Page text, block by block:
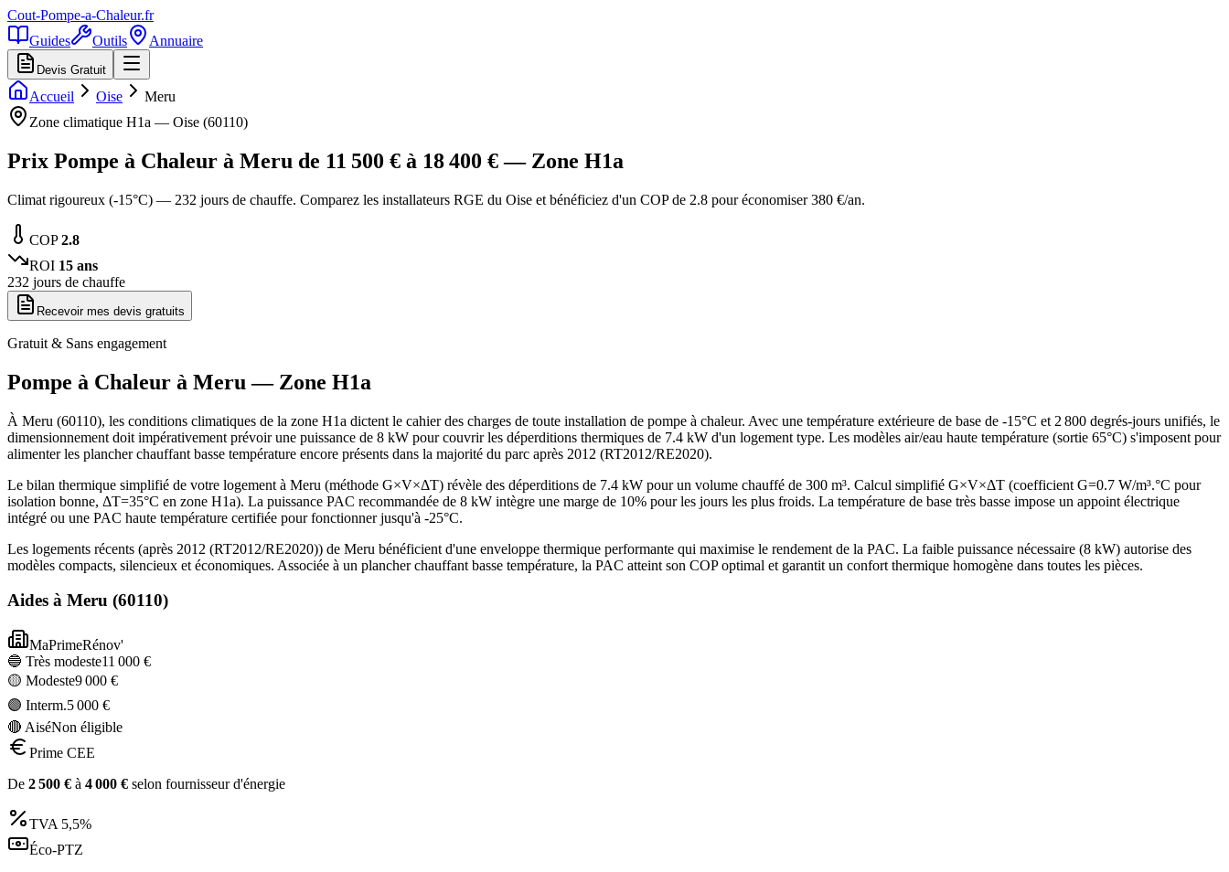
Cout-Pompe-a-Chaleur.fr
Guides
Outils Annuaire
Devis Gratuit
Accueil Oise
Meru
Zone climatique H1a — Oise (60110)
Prix Pompe à Chaleur à Meru de 11 500 € à 18 400 € — Zone H1a
Climat rigoureux (-15°C) — 232 jours de chauffe. Comparez les installateurs RGE du Oise et bénéficiez d'un COP de 2.8 pour économiser 380 €/an.
COP2.8
ROI 15 ans
232 jours de chauffe
Recevoir mes devis gratuits
Gratuit & Sans engagement
Pompe à Chaleur à Meru — Zone H1a
À Meru (60110), les conditions climatiques de la zone H1a dictent le cahier des charges de toute installation de pompe à chaleur. Avec une température extérieure de base de -15°C et 2 800 degrés-jours unifiés, le
dimensionnement doit impérativement prévoir une puissance de 8 kW pour couvrir les déperditions thermiques de 7.4 kW d'un logement type. Les modèles air/eau haute température (sortie 65°C) s'imposent pour
alimenter les plancher chauffant basse température encore présents dans la majorité du parc après 2012 (RT2012/RE2020).
Le bilan thermique simplifié de votre logement à Meru (méthode G×V×ΔT) révèle des déperditions de 7.4 kW pour un volume chauffé de 300 m³. Calcul simplifié G×V×ΔT (coefficient G=0.7 W/m³.°C pour
isolation bonne, ΔT=35°C en zone H1a). La puissance PAC recommandée de 8 kW intègre une marge de 10% pour les jours les plus froids. La température de base très basse impose un appoint électrique
intégré ou une PAC haute température certifiée pour fonctionner jusqu'à -25°C.
Les logements récents (après 2012 (RT2012/RE2020)) de Meru bénéficient d'une enveloppe thermique performante qui maximise le rendement de la PAC. La faible puissance nécessaire (8 kW) autorise des
modèles compacts, silencieux et économiques. Associée à un plancher chauffant basse température, la PAC atteint son COP optimal et garantit un confort thermique homogène dans toutes les pièces.
Aides à Meru (60110)
MaPrimeRénov'
🔵 Très modeste11 000 €
🟡 Modeste9 000 €
🟣 Interm.5 000 €
🔴 AiséNon éligible
Prime CEE
De 2 500 € à 4 000 € selon fournisseur d'énergie
TVA 5,5%
Éco-PTZ